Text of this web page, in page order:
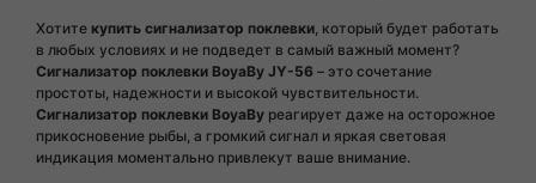
Хотите купить сигнализатор поклевки , который будет работать
в любых условиях и не подведет в самый важный момент?
Сигнализатор поклевки BoyaBy JY-56 – это сочетание
простоты, надежности и высокой чувствительности.
Сигнализатор поклевки BoyaBy реагирует даже на осторожное
прикосновение рыбы, а громкий сигнал и яркая световая
индикация моментально привлекут ваше внимание.